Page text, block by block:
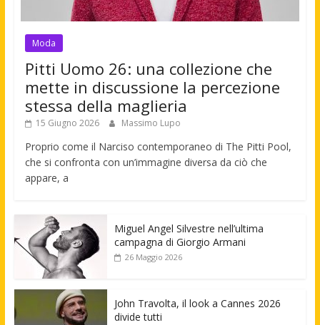
Moda
Pitti Uomo 26: una collezione che
mette in discussione la percezione
stessa della maglieria
15 Giugno 2026 Massimo Lupo
Proprio come il Narciso contemporaneo di The Pitti Pool,
che si confronta con un’immagine diversa da ciò che
appare, a
Miguel Angel Silvestre nell’ultima
campagna di Giorgio Armani
26 Maggio 2026
John Travolta, il look a Cannes 2026
divide tutti